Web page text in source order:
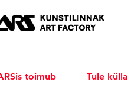
toimub Tule külla